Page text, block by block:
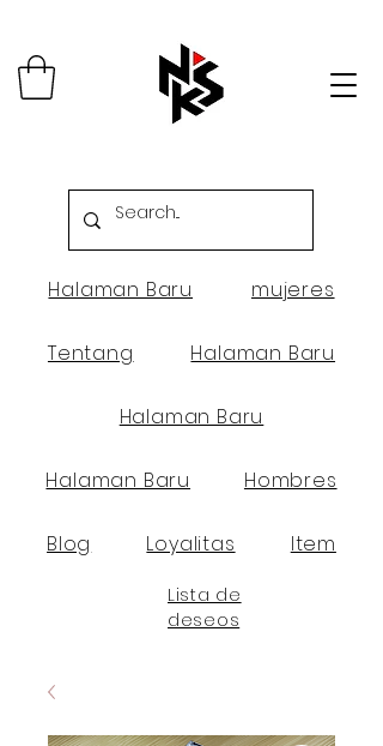
Halaman Baru mujeres
Tentang Halaman Baru
Halaman Baru
Halaman Baru Hombres
Blog Loyalitas Item
Lista de
deseos